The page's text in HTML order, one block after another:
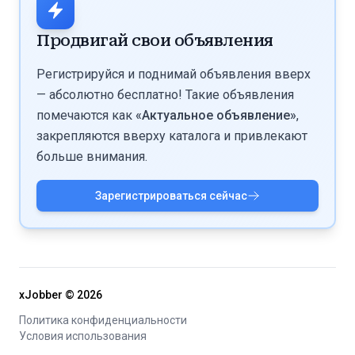
контент, не писать в явном виде «OnlyFans» в постах
и не спамить ссылками. Так можно уменьшить риск
бана и сохранить стабильный поток трафика.
используют отдельные ссылки или промокоды под
Instagram, сравнивают стоимость услуг траффера с
чистым доходом с этой аудиторией. Если вы видите
стабильный рост выручки и повторных покупок с
инстаграм-аудитории, значит связка окупается и её
можно масштабировать.
Продвигай свои объявления
Регистрируйся и поднимай объявления вверх
— абсолютно бесплатно! Такие объявления
помечаются как «Актуальное объявление»,
закрепляются вверху каталога и привлекают
больше внимания.
Зарегистрироваться сейчас
xJobber © 2026
Политика конфиденциальности
Условия использования